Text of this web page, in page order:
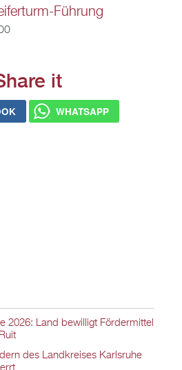
Führung
it
WHATSAPP
2026: Land bewilligt Fördermittel
des Landkreises Karlsruhe